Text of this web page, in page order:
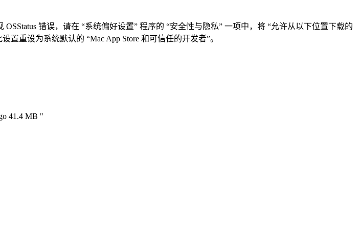
错误，请在 “系统偏好设置” 程序的 “安全性与隐私” 一项中，将 “允许从以下位置下载的
重设为系统默认的 “Mac App Store 和可信任的开发者”。
41.4 MB "